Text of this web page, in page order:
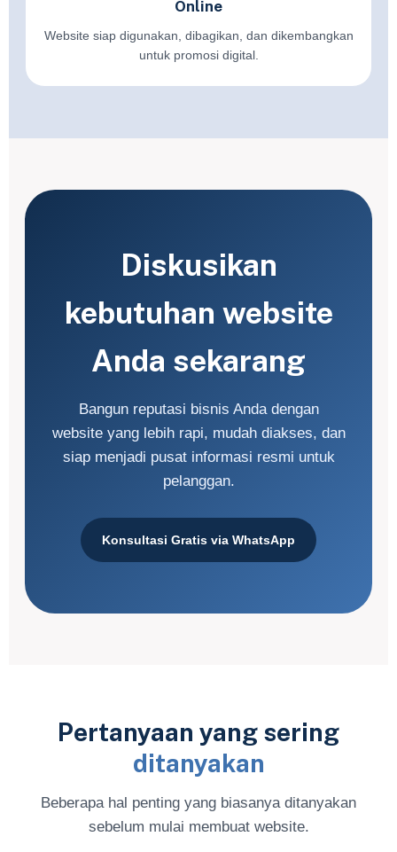
Online
Website siap digunakan, dibagikan, dan dikembangkan
untuk promosi digital.
Diskusikan
kebutuhan website
Anda sekarang
Bangun reputasi bisnis Anda dengan
website yang lebih rapi, mudah diakses, dan
siap menjadi pusat informasi resmi untuk
pelanggan.
Konsultasi Gratis via WhatsApp
Pertanyaan yang sering
ditanyakan
Beberapa hal penting yang biasanya ditanyakan
sebelum mulai membuat website.